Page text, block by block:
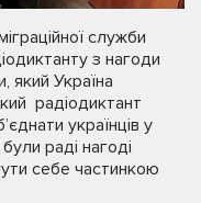
служби
з нагоди
який Україна
радіодиктант
українців у
раді нагоді
себе частинкою